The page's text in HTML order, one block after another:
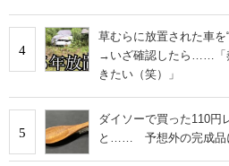
4
草むらに放置された車を
→いざ確認したら……「
きたい（笑）」
5
ダイソーで買った110円
と…… 予想外の完成品